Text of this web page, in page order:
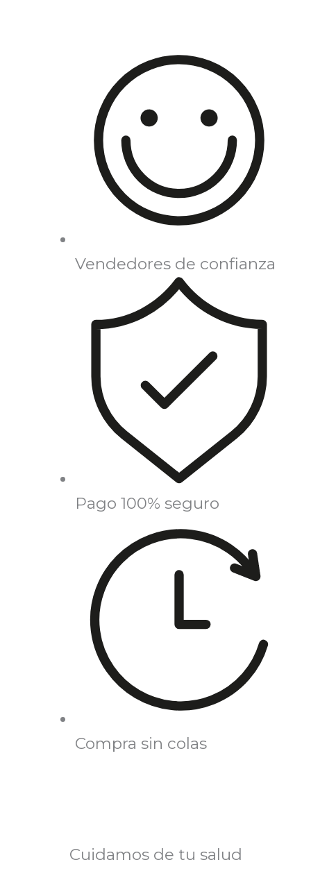
Vendedores de confianza
Pago 100% seguro
Compra sin colas
Cuidamos de tu salud